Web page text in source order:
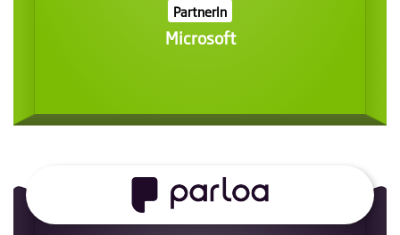
PartnerIn
Microsoft